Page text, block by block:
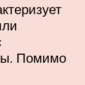
Помимо